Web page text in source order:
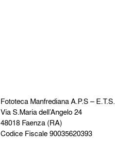
Fototeca ManfredianaA.P.S – E.T.S.
Via S.Maria dell’Angelo 24
48018 Faenza (RA)
Codice Fiscale 90035620393